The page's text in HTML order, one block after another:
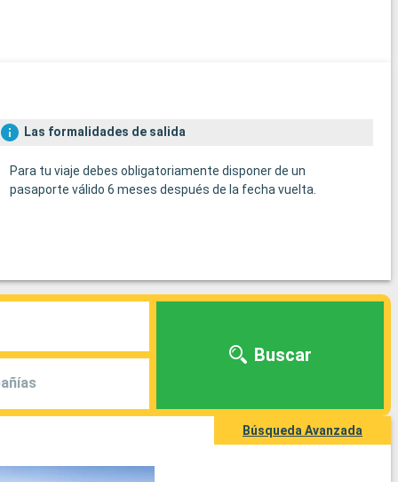
Las formalidades de salida
Para tu viaje debes obligatoriamente disponer de un
pasaporte válido 6 meses después de la fecha vuelta.
Buscar
Búsqueda Avanzada